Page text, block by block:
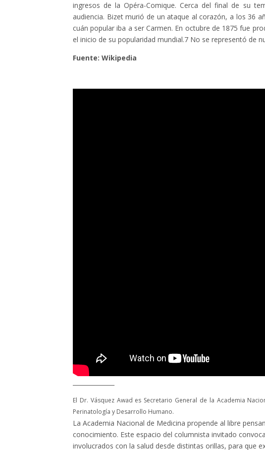
ingresos de la Opéra-Comique. Cerca del final de su
audiencia. Bizet murió de un ataque al corazón, a los 36
cuán popular iba a ser Carmen. En octubre de 1875 fue
el inicio de su popularidad mundial.7​ No se representó de
Fuente: Wikipedia​
El Dr. Vásquez Awad es Secretario General de la Academia
Perinatología y Desarrollo Humano.
La Academia Nacional de Medicina propende al libre
conocimiento. Este espacio del columnista invitado
involucrados con la salud desde distintas orillas, para que